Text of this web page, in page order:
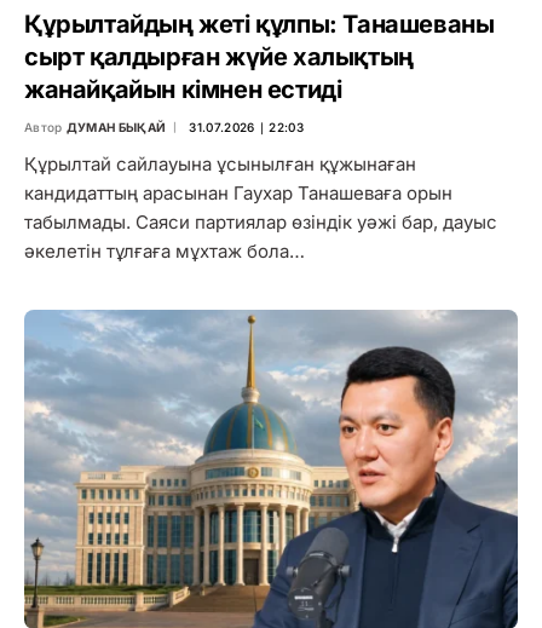
Құрылтайдың жеті құлпы: Танашеваны
сырт қалдырған жүйе халықтың
жанайқайын кімнен естиді
Автор ДУМАН БЫҚАЙ 31.07.2026 ∣ 22:03
Құрылтай сайлауына ұсынылған құжынаған
кандидаттың арасынан Гаухар Танашеваға орын
табылмады. Саяси партиялар өзіндік уәжі бар, дауыс
әкелетін тұлғаға мұхтаж бола…